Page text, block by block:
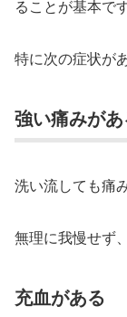
ることが基本です
特に次の症状が
強い痛みがあ
洗い流しても痛
無理に我慢せず
充血がある